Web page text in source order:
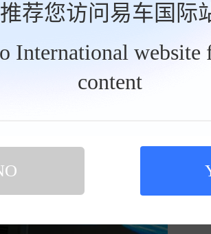
推荐您访问易车国际
International website
content